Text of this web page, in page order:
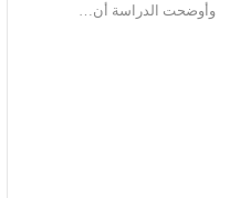
وأوضحت الدراسة أن…